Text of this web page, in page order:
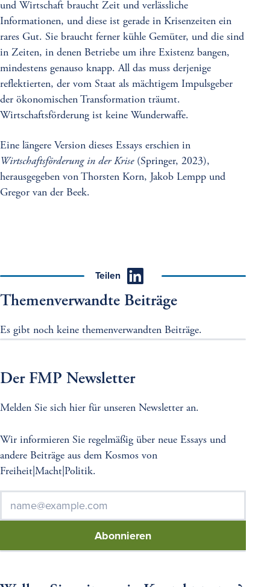
und Wirtschaft braucht Zeit und verlässliche
Informationen, und diese ist gerade in Krisenzeiten ein
rares Gut. Sie braucht ferner kühle Gemüter, und die sind
in Zeiten, in denen Betriebe um ihre Existenz bangen,
mindestens genauso knapp. All das muss derjenige
reflektierten, der vom Staat als mächtigem Impulsgeber
der ökonomischen Transformation träumt.
Wirtschaftsförderung ist keine Wunderwaffe.
Eine längere Version dieses Essays erschien in
Wirtschaftsförderung in der Krise(Springer, 2023),
herausgegeben von Thorsten Korn, Jakob Lempp und
Gregor van der Beek.
Teilen
Themenverwandte Beiträge
Es gibt noch keine themenverwandten Beiträge.
Der FMP Newsletter
Melden Sie sich hier für unseren Newsletter an.
Wir informieren Sie regelmäßig über neue Essays und
andere Beiträge aus dem Kosmos von
Freiheit|Macht|Politik.
Mail